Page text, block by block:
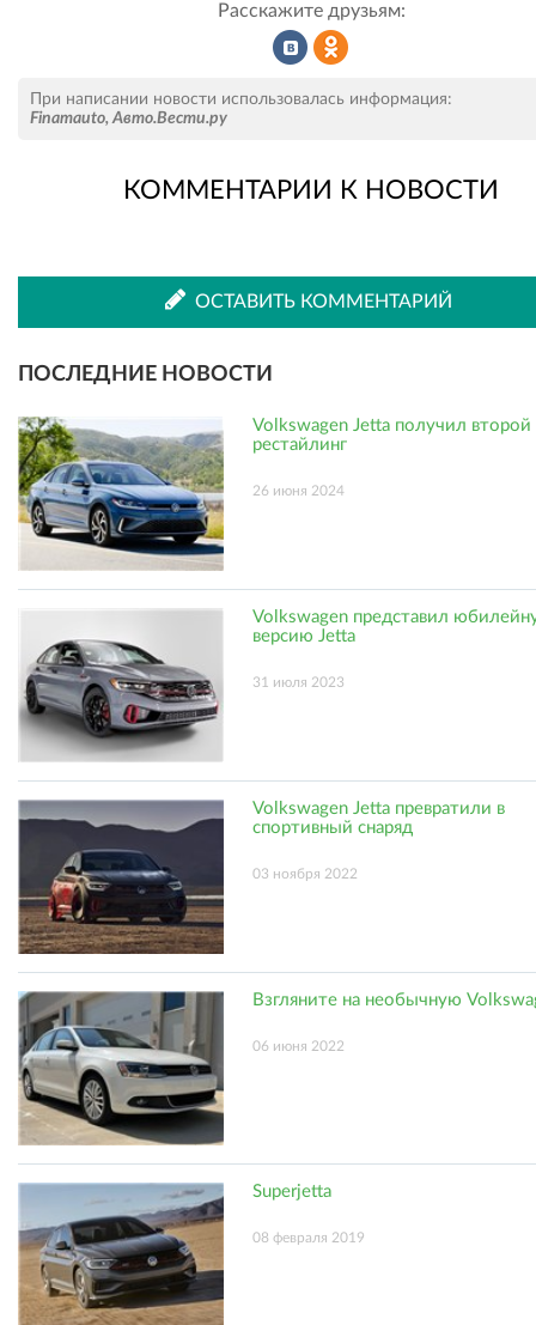
Расскажите друзьям:
во
ВКонтакте
Одноклассниках
При написании новости использовалась информация:
Finamauto,Авто.Вести.ру
КОММЕНТАРИИ К НОВОСТИ
ОСТАВИТЬ КОММЕНТАРИЙ
ПОСЛЕДНИЕ НОВОСТИ
Volkswagen Jetta получил второй
рестайлинг
26 июня 2024
Volkswagen представил
версию Jetta
31 июля 2023
Volkswagen Jetta превратили в
спортивный снаряд
03 ноября 2022
Взгляните на необычную
06 июня 2022
Superjetta
08 февраля 2019